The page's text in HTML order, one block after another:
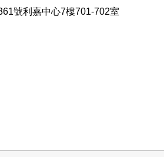
號利嘉中心7樓701-702室